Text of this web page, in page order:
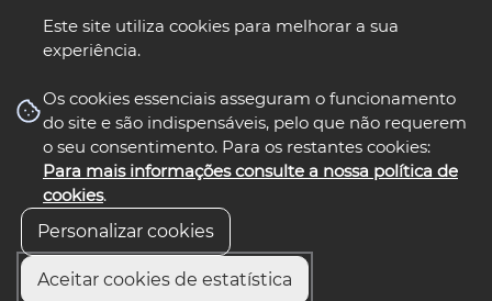
Este site utiliza cookies para melhorar a sua
experiência.
Os cookies essenciais asseguram o funcionamento
do site e são indispensáveis, pelo que não requerem
o seu consentimento. Para os restantes cookies:
Para mais informações consulte a nossa política de
cookies.
Personalizar cookies
Aceitar cookies de estatística
nos select language